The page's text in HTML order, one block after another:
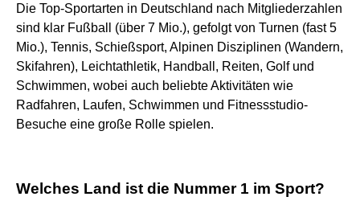
Die Top-Sportarten in Deutschland nach Mitgliederzahlen
sind klar Fußball (über 7 Mio.), gefolgt von Turnen (fast 5
Mio.), Tennis, Schießsport, Alpinen Disziplinen (Wandern,
Skifahren), Leichtathletik, Handball, Reiten, Golf und
Schwimmen, wobei auch beliebte Aktivitäten wie
Radfahren, Laufen, Schwimmen und Fitnessstudio-
Besuche eine große Rolle spielen.
Welches Land ist die Nummer 1 im Sport?